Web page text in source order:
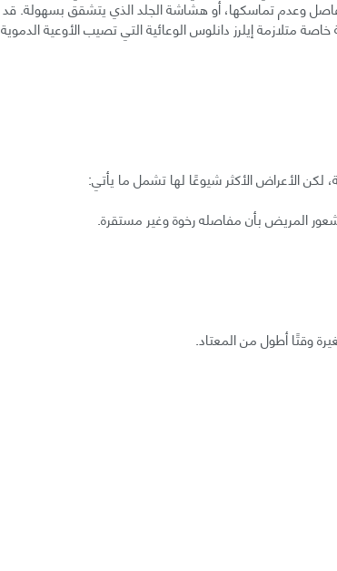
وعدم تماسكها، أو هشاشة الجلد الذي يتشقق بسهولة. قد
متلازمة إيلرز دانلوس الوعائية التي تصيب الأوعية الدموية
الأعراض الأكثر شيوعًا لها تشمل ما يأتي:
المريض بأن مفاصله رخوة وغير مستقرة.
وقتًا أطول من المعتاد.